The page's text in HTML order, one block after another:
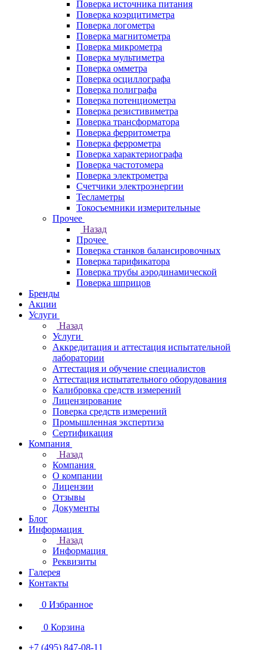
Поверка источника питания
Поверка коэрцитиметра
Поверка логометра
Поверка магнитометра
Поверка микрометра
Поверка мультиметра
Поверка омметра
Поверка осциллографа
Поверка полиграфа
Поверка потенциометра
Поверка резистивиметра
Поверка трансформатора
Поверка ферритометра
Поверка феррометра
Поверка характериографа
Поверка частотомера
Поверка электрометра
Счетчики электроэнергии
Тесламетры
Токосъемники измерительные
Прочее
Назад
Прочее
Поверка станков балансировочных
Поверка тарификатора
Поверка трубы аэродинамической
Поверка шприцов
Бренды
Акции
Услуги
Назад
Услуги
Аккредитация и аттестация испытательной
лаборатории
Аттестация и обучение специалистов
Аттестация испытательного оборудования
Калибровка средств измерений
Лицензирование
Поверка средств измерений
Промышленная экспертиза
Сертификация
Компания
Назад
Компания
О компании
Лицензии
Отзывы
Документы
Блог
Информация
Назад
Информация
Реквизиты
Галерея
Контакты
0 Избранное
0 Корзина
+7 (495) 847-08-11